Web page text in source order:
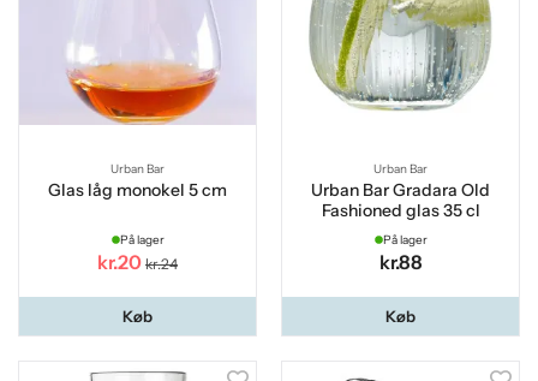
Urban Bar
Glas låg monokel 5 cm
På lager
kr.20 kr.24
Køb
Urban Bar
Urban Bar Gradara Old
Fashioned glas 35 cl
På lager
kr.88
Køb